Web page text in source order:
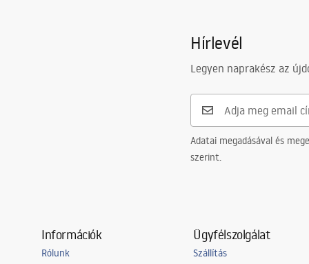
PVD
5 Év
Safety_Information_Faucets.pdf
Hírlevél
Legyen naprakész az
Adatai megadásával és
szerint.
Információk
Rólunk
Ügyfélszolgálat
Szállítás